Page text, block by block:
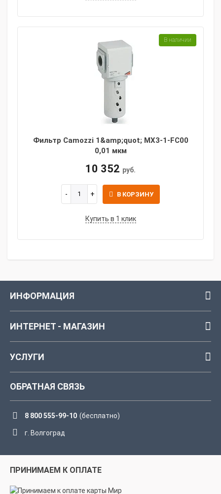
Фильтр Camozzi 1&amp;quot; MX3-1-FC00
0,01 мкм
10 352 руб.
В КОРЗИНУ
Купить в 1 клик
В наличии
ИНФОРМАЦИЯ
ИНТЕРНЕТ - МАГАЗИН
УСЛУГИ
ОБРАТНАЯ СВЯЗЬ
8 800 555-99-10 (бесплатно)
г. Волгоград
ПРИНИМАЕМ К ОПЛАТЕ